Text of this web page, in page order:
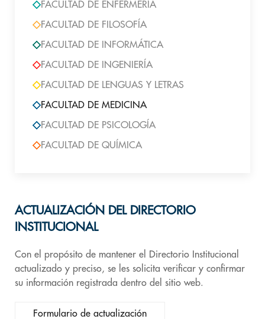
FACULTAD DE ENFERMERÍA
FACULTAD DE FILOSOFÍA
FACULTAD DE INFORMÁTICA
FACULTAD DE INGENIERÍA
FACULTAD DE LENGUAS Y LETRAS
FACULTAD DE MEDICINA
FACULTAD DE PSICOLOGÍA
FACULTAD DE QUÍMICA
ACTUALIZACIÓN DEL DIRECTORIO
INSTITUCIONAL
Con el propósito de mantener el Directorio Institucional
actualizado y preciso, se les solicita verificar y confirmar
su información registrada dentro del sitio web.
Formulario de actualización